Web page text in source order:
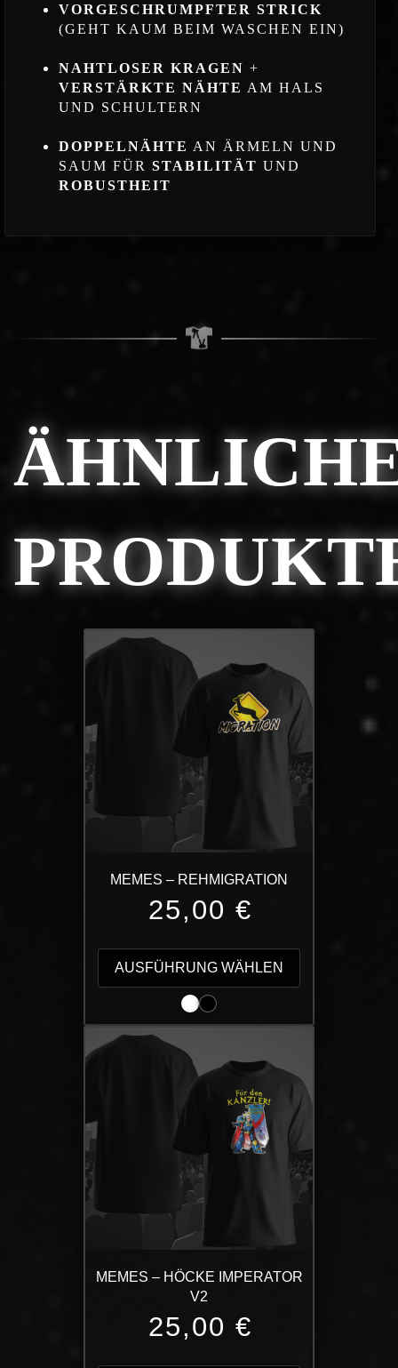
VORGESCHRUMPFTER STRICK
(GEHT KAUM BEIM WASCHEN EIN)
NAHTLOSER KRAGEN +
VERSTÄRKTE NÄHTE AM HALS
UND SCHULTERN
DOPPELNÄHTE AN ÄRMELN UND
SAUM FÜR STABILITÄT UND
ROBUSTHEIT
MEMES – REHMIGRATION
25,00 €
AUSFÜHRUNG WÄHLEN
weist
Die
Optionen
auf
der
MEMES – HÖCKE IMPERATOR
V2
25,00 €